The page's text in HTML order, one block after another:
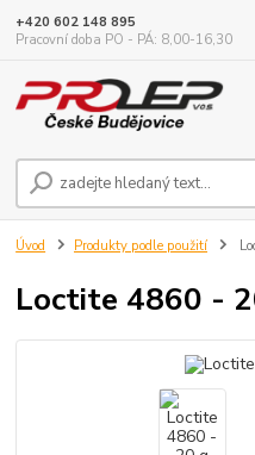
+420 602 148 895
Pracovní doba PO - PÁ: 8,00-16,30
Úvod Produkty podle použití
Loctite 4860 -